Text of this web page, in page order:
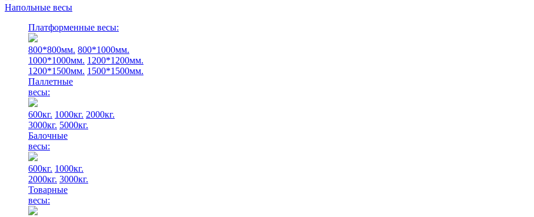
Напольные весы
Платформенные весы:
800*800мм. 800*1000мм.
1000*1000мм. 1200*1200мм.
1200*1500мм. 1500*1500мм.
Паллетные
весы:
600кг. 1000кг. 2000кг.
3000кг. 5000кг.
Балочные
весы:
600кг. 1000кг.
2000кг. 3000кг.
Товарные
весы: